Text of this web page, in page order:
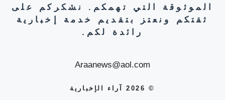
الموثوقة التي تهمكم. نشكركم على
ثقتكم ونعتز بتقديم خدمة إخبارية
رائدة لكم.
Araanews@aol.com
© 2026 آراء الإخبارية